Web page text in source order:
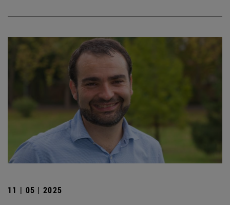
11 | 05 | 2025